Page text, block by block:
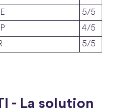
5/5
4/5
5/5
- La solution